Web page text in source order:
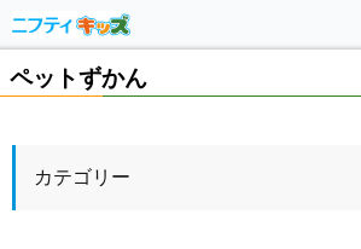
ペットずかん
カテゴリー